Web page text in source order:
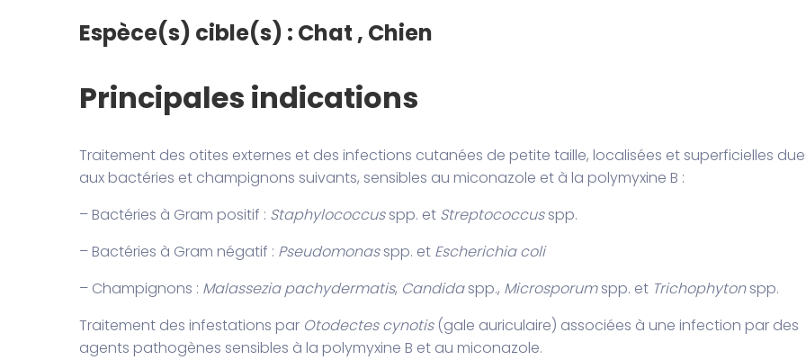
Espèce(s) cible(s) : Chat , Chien
Principales indications
Traitement des otites externes et des infections cutanées de petite taille, localisées et superficielles
aux bactéries et champignons suivants, sensibles au miconazole et à la polymyxine B :
– Bactéries à Gram positif : Staphylococcusspp. et Streptococcusspp.
– Bactéries à Gram négatif : Pseudomonasspp. et Escherichia coli
– Champignons : Malassezia pachydermatis, Candidaspp., Microsporumspp. et Trichophytonspp.
Traitement des infestations par Otodectes cynotis(gale auriculaire) associées à une infection par des
agents pathogènes sensibles à la polymyxine B et au miconazole.